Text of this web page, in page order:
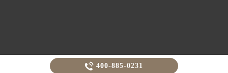
 400-885-0231